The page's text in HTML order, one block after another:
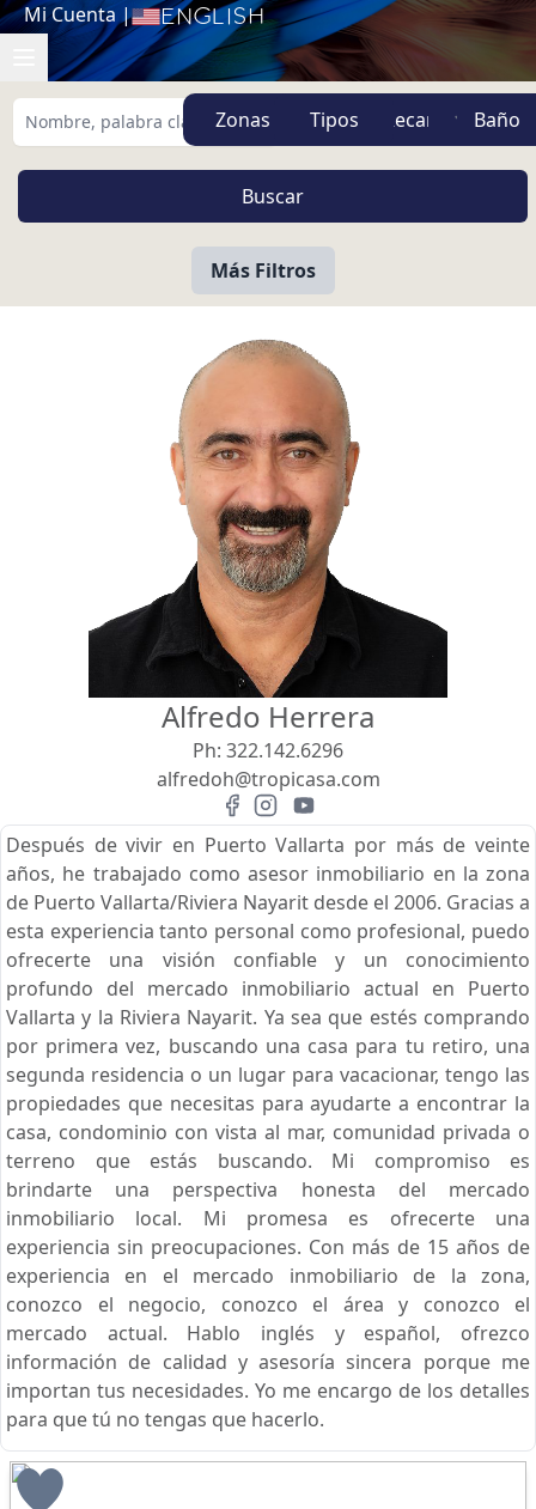
Mi Cuenta | English
Zonas Tipos
Más Filtros
Vista
Pie de Playa Buscar usando:
USD MXN
Menor Precio Primero
Alfredo Herrera
Ph: 322.142.6296
alfredoh@tropicasa.com
Después de vivir en Puerto Vallarta por más de veinte
años, he trabajado como asesor inmobiliario en la zona
de Puerto Vallarta/Riviera Nayarit desde el 2006. Gracias a
esta experiencia tanto personal como profesional, puedo
ofrecerte una visión confiable y un conocimiento
profundo del mercado inmobiliario actual en Puerto
Vallarta y la Riviera Nayarit. Ya sea que estés comprando
por primera vez, buscando una casa para tu retiro, una
segunda residencia o un lugar para vacacionar, tengo las
propiedades que necesitas para ayudarte a encontrar la
casa, condominio con vista al mar, comunidad privada o
terreno que estás buscando. Mi compromiso es
brindarte una perspectiva honesta del mercado
inmobiliario local. Mi promesa es ofrecerte una
experiencia sin preocupaciones. Con más de 15 años de
experiencia en el mercado inmobiliario de la zona,
conozco el negocio, conozco el área y conozco el
mercado actual. Hablo inglés y español, ofrezco
información de calidad y asesoría sincera porque me
importan tus necesidades. Yo me encargo de los detalles
para que tú no tengas que hacerlo.